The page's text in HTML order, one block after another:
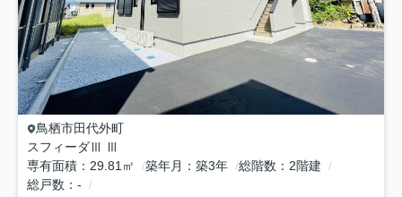
鳥栖市田代外町
スフィーダⅢ Ⅲ
専有面積
29.81㎡ 築年月 築3年 総階数
2階建
総戸数
-